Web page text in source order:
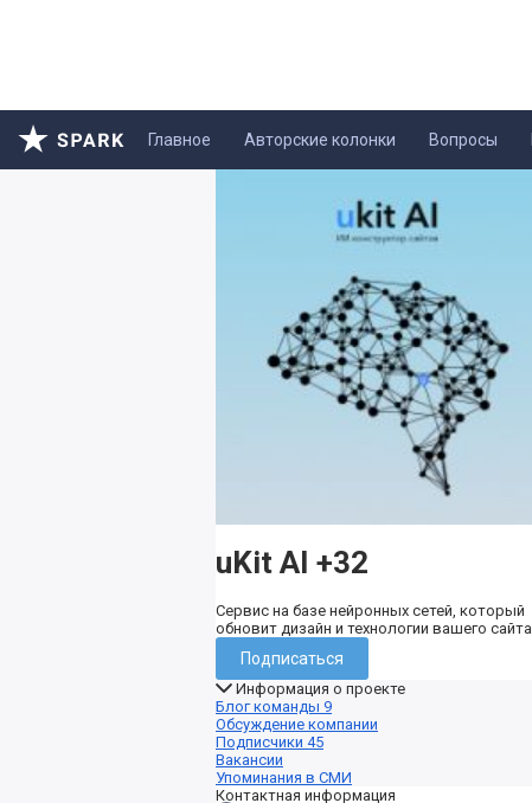
Главное Авторские колонки Вопросы
uKit AI +32
Сервис на базе нейронных сетей, который
обновит дизайн и технологии вашего сайта
Подписаться
Информация о проекте
Блог команды 9
Обсуждение компании
Подписчики 45
Вакансии
Упоминания в СМИ
Контактная информация